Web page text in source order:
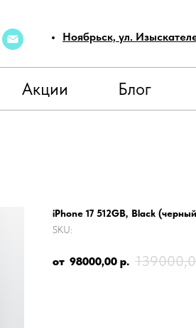
Ноябрьск, ул.
Акции Блог
iPhone 17 512GB, Black
SKU:
98000,00 р.